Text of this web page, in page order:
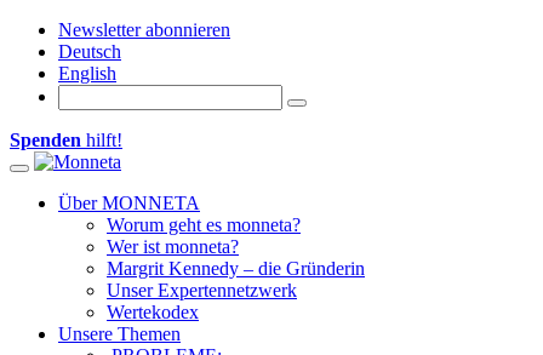
Newsletter abonnieren
Deutsch
English
Spenden hilft!
Toggle navigation
Über MONNETA
Worum geht es monneta?
Wer ist monneta?
Margrit Kennedy – die Gründerin
Unser Expertennetzwerk
Wertekodex
Unsere Themen